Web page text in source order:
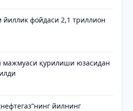
фойдаси 2,1 триллион
мажмуаси қурилиши юзасидан
йилнинг